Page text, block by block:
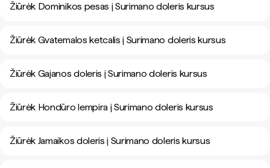
Žiūrėk Dominikos pesas į Surimano doleris kursus
Žiūrėk Gvatemalos ketcalis į Surimano doleris kursus
Žiūrėk Gajanos doleris į Surimano doleris kursus
Žiūrėk Hondūro lempira į Surimano doleris kursus
Žiūrėk Jamaikos doleris į Surimano doleris kursus